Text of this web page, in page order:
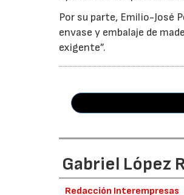
Por su parte, Emilio-José
envase y embalaje de
exigente”.
Gabriel López
Redacción Interempresas